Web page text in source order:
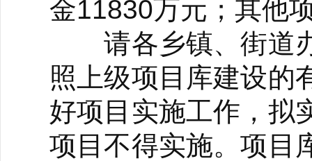
金11830万元；其他
请各乡镇、街道办
照上级项目库建设的
好项目实施工作，拟
项目不得实施。项目